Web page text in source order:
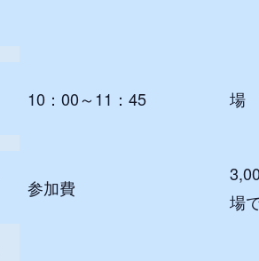
10：00～11：45 場
参加費
場